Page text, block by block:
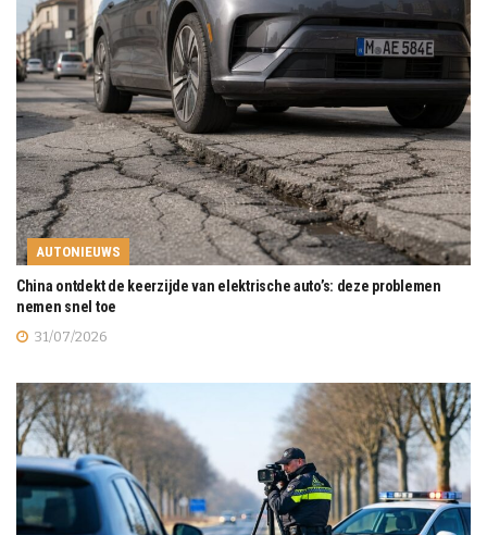
AUTONIEUWS
China ontdekt de keerzijde van elektrische auto’s: deze problemen
nemen snel toe
31/07/2026